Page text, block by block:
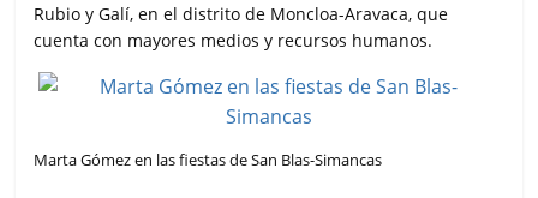
Rubio y Galí, en el distrito de Moncloa-Aravaca, que
cuenta con mayores medios y recursos humanos.
Marta Gómez en las fiestas de San Blas-Simancas